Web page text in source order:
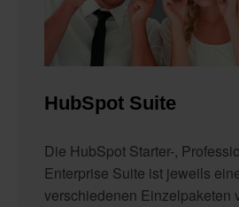
HubSpot Suite
Die HubSpot Starter-,
Enterprise Suite ist jeweils
verschiedenen Einzelpaketen